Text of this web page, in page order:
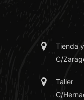
Tienda
C/
Taller
C/